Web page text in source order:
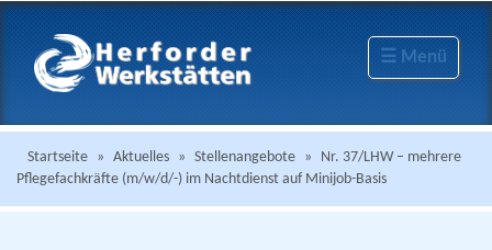
☰ Menü
Startseite » Aktuelles » Stellenangebote »
Nr. 37/LHW – mehrere
Pflegefachkräfte (m/w/d/-) im Nachtdienst auf Minijob-Basis